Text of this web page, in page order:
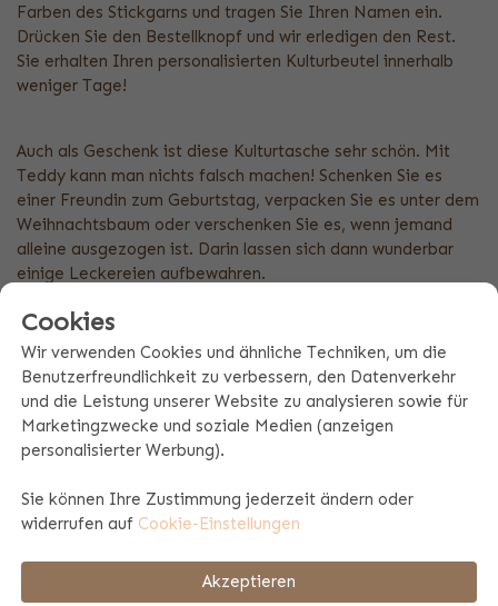
Farben des Stickgarns und tragen Sie Ihren Namen ein.
Drücken Sie den Bestellknopf und wir erledigen den Rest.
Sie erhalten Ihren personalisierten Kulturbeutel innerhalb
weniger Tage!
Auch als Geschenk ist diese Kulturtasche sehr schön. Mit
Teddy kann man nichts falsch machen! Schenken Sie es
einer Freundin zum Geburtstag, verpacken Sie es unter dem
Weihnachtsbaum oder verschenken Sie es, wenn jemand
alleine ausgezogen ist. Darin lassen sich dann wunderbar
einige Leckereien aufbewahren.
Produktmerkmale
Größe: 24 x 10 x 10 cm
Material: Polyester
Hauptfach mit Reißverschluss
Luxuriöse, samtige Innenausstattung
Erhältlich in beige und taupe (braun ist eine alte
Variante und wird aus der Kollektion genommen)
Cookies
Wir verwenden Cookies und ähnliche Techniken, um die
Benutzerfreundlichkeit zu verbessern, den Datenverkehr
und die Leistung unserer Website zu analysieren sowie für
Marketingzwecke und soziale Medien (anzeigen
personalisierter Werbung).
Sie können Ihre Zustimmung jederzeit ändern oder
widerrufen auf Cookie-Einstellungen
Akzeptieren